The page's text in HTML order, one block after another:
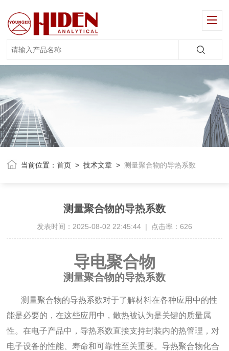
当前位置：首页 >技术文章 >测量聚合物的导热系数
测量聚合物的导热系数
发表时间：2025-08-02 22:45:44 | 点击率：626
导电聚合物
测量聚合物的导热系数
测量聚合物的导热系数对于了解材料在各种应用中的性
能是必要的，在这些应用中，散热被认为是关键的质量属
性。在电子产品中，导热系数直接支持封装内的热管理，对
电子设备的性能、寿命和可靠性至关重要。导热聚合物化合